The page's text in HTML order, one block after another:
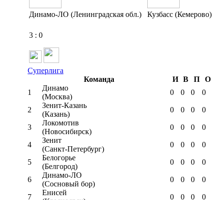
Динамо-ЛО (Ленинградская обл.) Кузбасс (Кемерово)
3 : 0
Суперлига
Команда
И В П
О
1
Динамо
(Москва)
0 0 0 0
2
Зенит-Казань
(Казань)
0 0 0 0
3
Локомотив
(Новосибирск)
0 0 0 0
4
Зенит
(Санкт-Петербург)
0 0 0 0
5
Белогорье
(Белгород)
0 0 0 0
6
Динамо-ЛО
(Сосновый бор)
0 0 0 0
7
Енисей
0 0 0 0